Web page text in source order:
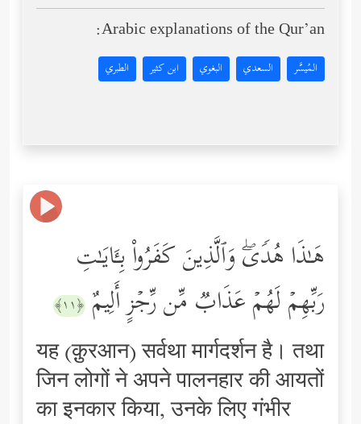
Arabic explanations of the Qur’an:
المُيسَّر السعدي البغوي ابن كثير الطبري
هَـٰذَا هُدࣰىۖ وَٱلَّذِینَ كَفَرُواْ بِـَٔایَـٰتِ
رَبِّهِمۡ لَهُمۡ عَذَابࣱ مِّن رِّجۡزٍ أَلِیمٌ ﴿١١﴾
यह (क़ुरआन) सर्वथा मार्गदर्शन है। तथा
जिन लोगों ने अपने पालनहार की आयतों
का इनकार किया, उनके लिए गंभीर